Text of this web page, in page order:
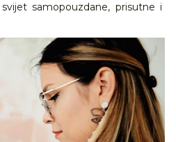
samopouzdane, prisutne i